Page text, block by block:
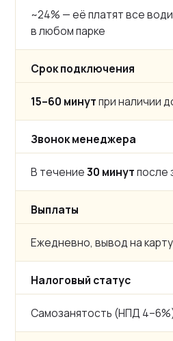
~24% — её платят все
в любом парке
Срок подключения
15–60 минутпри наличии
Звонок менеджера
В течение30 минутпосле
Выплаты
Ежедневно, вывод на карту
Налоговый статус
Самозанятость (НПД